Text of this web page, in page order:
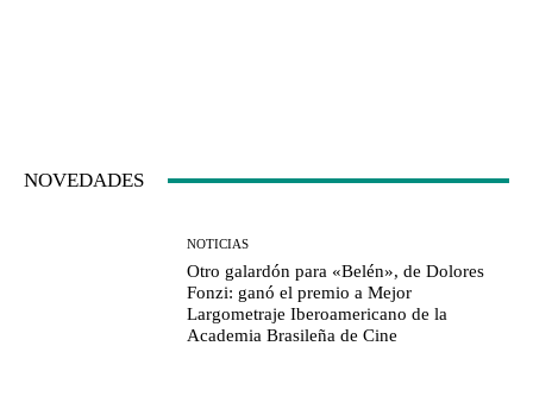
NOVEDADES
NOTICIAS
Otro galardón para «Belén», de Dolores
Fonzi: ganó el premio a Mejor
Largometraje Iberoamericano de la
Academia Brasileña de Cine